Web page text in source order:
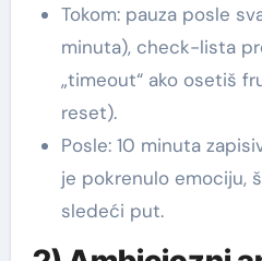
Tokom: pauza posle
minuta), check-lista
„timeout“ ako osetiš
reset).
Posle: 10 minuta
je pokrenulo emociju,
sledeći put.